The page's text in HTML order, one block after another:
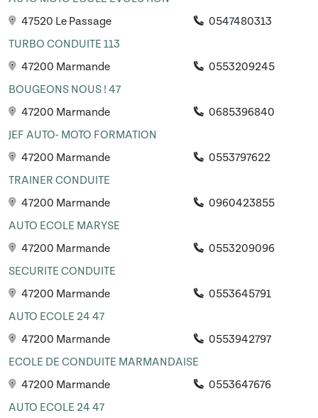
47520 Le Passage
0547480313
TURBO CONDUITE 113
47200 Marmande
0553209245
BOUGEONS NOUS ! 47
47200 Marmande
0685396840
JEF AUTO- MOTO FORMATION
47200 Marmande
0553797622
TRAINER CONDUITE
47200 Marmande
0960423855
AUTO ECOLE MARYSE
47200 Marmande
0553209096
SECURITE CONDUITE
47200 Marmande
0553645791
AUTO ECOLE 24 47
47200 Marmande
0553942797
ECOLE DE CONDUITE MARMANDAISE
47200 Marmande
0553647676
AUTO ECOLE 24 47